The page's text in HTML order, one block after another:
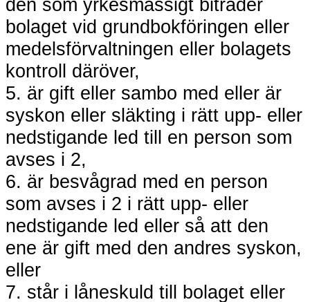
den som yrkesmässigt biträder
bolaget vid grundbokföringen eller
medelsförvaltningen eller bolagets
kontroll däröver,
5. är gift eller sambo med eller är
syskon eller släkting i rätt upp- eller
nedstigande led till en person som
avses i 2,
6. är besvågrad med en person
som avses i 2 i rätt upp- eller
nedstigande led eller så att den
ene är gift med den andres syskon,
eller
7. står i låneskuld till bolaget eller